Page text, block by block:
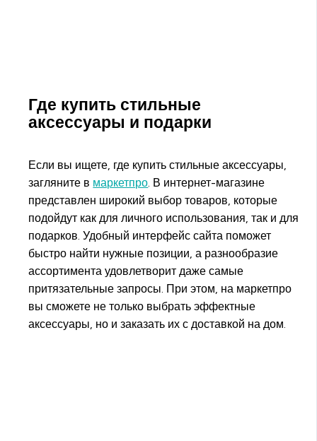
Где купить стильные
аксессуары и подарки
Если вы ищете, где купить стильные аксессуары,
загляните в маркетпро. В интернет-магазине
представлен широкий выбор товаров, которые
подойдут как для личного использования, так и для
подарков. Удобный интерфейс сайта поможет
быстро найти нужные позиции, а разнообразие
ассортимента удовлетворит даже самые
притязательные запросы. При этом, на маркетпро
вы сможете не только выбрать эффектные
аксессуары, но и заказать их с доставкой на дом.